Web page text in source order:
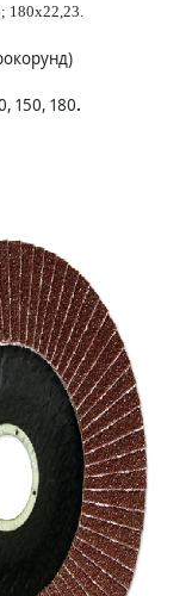
180х22,23.
150, 180.